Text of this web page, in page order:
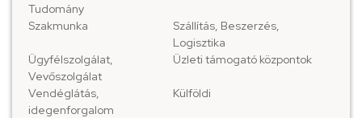
Tudomány
Szakmunka
Szállítás, Beszerzés,
Logisztika
Ügyfélszolgálat,
Vevőszolgálat
Üzleti támogató központok
Vendéglátás,
idegenforgalom
Külföldi